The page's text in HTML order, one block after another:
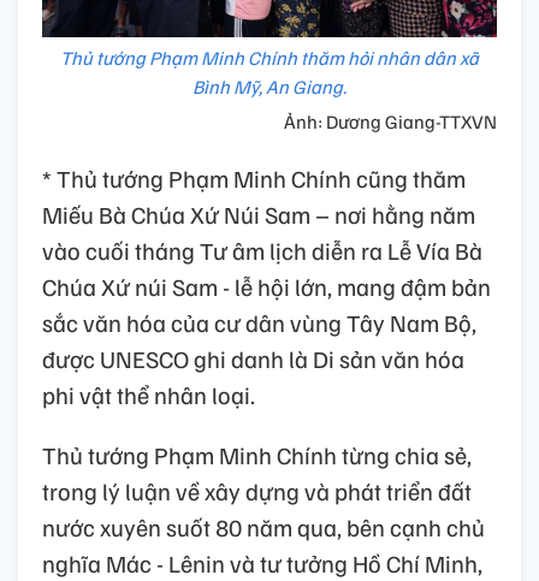
Thủ tướng Phạm Minh Chính thăm hỏi nhân dân xã
Bình Mỹ, An Giang.
Ảnh: Dương Giang-TTXVN
* Thủ tướng Phạm Minh Chính cũng thăm
Miếu Bà Chúa Xứ Núi Sam – nơi hằng năm
vào cuối tháng Tư âm lịch diễn ra Lễ Vía Bà
Chúa Xứ núi Sam - lễ hội lớn, mang đậm bản
sắc văn hóa của cư dân vùng Tây Nam Bộ,
được UNESCO ghi danh là Di sản văn hóa
phi vật thể nhân loại.
Thủ tướng Phạm Minh Chính từng chia sẻ,
trong lý luận về xây dựng và phát triển đất
nước xuyên suốt 80 năm qua, bên cạnh chủ
nghĩa Mác - Lênin và tư tưởng Hồ Chí Minh,